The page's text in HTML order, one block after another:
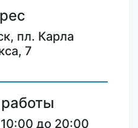
пл. Карла
7
до 20:00